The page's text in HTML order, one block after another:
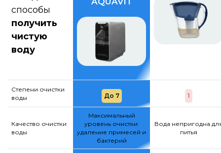
способы
получить
чистую
воду
Степени очистки
воды
До 7 1
Качество очистки
воды
Максимальный
уровень очистки:
удаление примесей и
бактерий
Вода непригодна
питья